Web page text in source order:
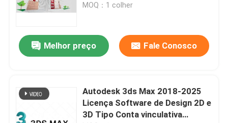
MOQ：1 colher
Melhor preço Fale Conosco
Autodesk 3ds Max 2018-2025
Licença Software de Design 2D e
3D Tipo Conta vinculativa